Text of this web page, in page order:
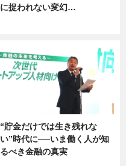
に捉われない変幻…
“貯金だけでは生き残れな
い”時代に──いま働く人が知
るべき金融の真実